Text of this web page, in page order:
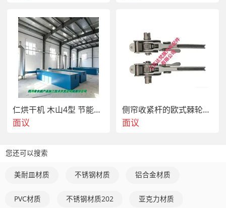
仁烘干机 木山4型 节能省电
面议
侧帘收紧杆的欧式棘轮收紧器
面议
您还可以搜索
美耐皿材质 不锈钢材质 铝合金材质
PVC材质 不锈钢材质202 亚克力材质